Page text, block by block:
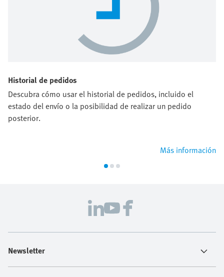
Historial de pedidos
Descubra cómo usar el historial de pedidos, incluido el
estado del envío o la posibilidad de realizar un pedido
posterior.
Más información
Newsletter